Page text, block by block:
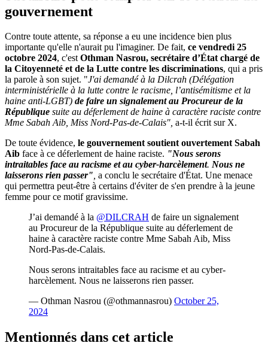
gouvernement
Contre toute attente, sa réponse a eu une incidence bien plus
importante qu'elle n'aurait pu l'imaginer. De fait, ce vendredi 25
octobre 2024, c'estOthman Nasrou, secrétaire d’État chargé de
la Citoyenneté et de la Lutte contre les discriminations, qui a pris
la parole à son sujet. "J'ai demandé à la Dilcrah (Délégation
interministérielle à la lutte contre le racisme, l’antisémitisme et la
haine anti-LGBT) de faire un signalement au Procureur de la
République suite au déferlement de haine à caractère raciste contre
Mme Sabah Aib, Miss Nord-Pas-de-Calais", a-t-il écrit sur X.
De toute évidence, le gouvernement soutient ouvertement Sabah
Aib face à ce déferlement de haine raciste. "Nous serons
intraitables face au racisme et au cyber-harcèlement. Nous ne
laisserons rien passer", a conclu le secrétaire d'État. Une menace
qui permettra peut-être à certains d'éviter de s'en prendre à la jeune
femme pour ce motif gravissime.
J’ai demandé à la @DILCRAH de faire un signalement
au Procureur de la République suite au déferlement de
haine à caractère raciste contre Mme Sabah Aib, Miss
Nord-Pas-de-Calais.
Nous serons intraitables face au racisme et au cyber-
harcèlement. Nous ne laisserons rien passer.
— Othman Nasrou (@othmannasrou) October 25,
2024
Mentionnés dans cet article